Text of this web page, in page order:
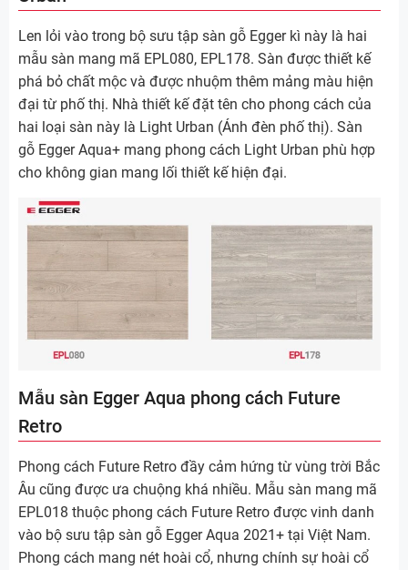
Len lỏi vào trong bộ sưu tập sàn gỗ Egger kì này là hai
mẫu sàn mang mã EPL080, EPL178. Sàn được thiết kế
phá bỏ chất mộc và được nhuộm thêm mảng màu hiện
đại từ phố thị. Nhà thiết kế đặt tên cho phong cách của
hai loại sàn này là Light Urban (Ánh đèn phố thị). Sàn
gỗ Egger Aqua+ mang phong cách Light Urban phù hợp
cho không gian mang lối thiết kế hiện đại.
Mẫu sàn Egger Aqua phong cách Future
Retro
Phong cách Future Retro đầy cảm hứng từ vùng trời Bắc
Âu cũng được ưa chuộng khá nhiều. Mẫu sàn mang mã
EPL018 thuộc phong cách Future Retro được vinh danh
vào bộ sưu tập sàn gỗ Egger Aqua 2021+ tại Việt Nam.
Phong cách mang nét hoài cổ, nhưng chính sự hoài cổ